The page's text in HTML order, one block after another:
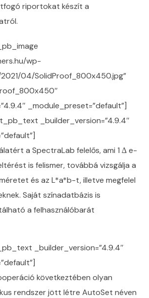
riportokat készít a
wp-
04/SolidProof_800x450.jpg”
_module_preset=”default”]
_builder_version=”4.9.4″
a SpectraLab felelős, ami 1 ∆ e-
is felismer, továbbá vizsgálja a
és az L*a*b-t, illetve megfelel
Saját színadatbázis is
a felhasználóbarát
_builder_version=”4.9.4″
következtében olyan
rendszer jött létre AutoSet néven